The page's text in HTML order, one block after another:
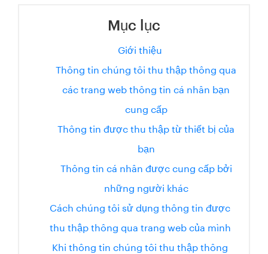
Mục lục
Giới thiệu
Thông tin chúng tôi thu thập thông qua
các trang web thông tin cá nhân bạn
cung cấp
Thông tin được thu thập từ thiết bị của
bạn
Thông tin cá nhân được cung cấp bởi
những người khác
Cách chúng tôi sử dụng thông tin được
thu thập thông qua trang web của mình
Khi thông tin chúng tôi thu thập thông